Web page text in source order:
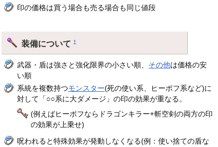
印の価格は買う場合も売る場合も同じ値段
装備について†
武器・盾は強さと強化限界の小さい順、 その他は価格の安
い順
系統を複数持つモンスター(死の使い系、ヒーポフ系など)に
対して「○○系に大ダメージ」の印の効果が重なる。
(例えばヒーポフならドラゴンキラー+斬空剣の両方の印
の効果が上乗せ)
呪われると特殊効果が発動しなくなる(例：使い捨ての盾な